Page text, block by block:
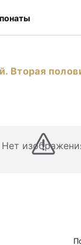
Вторая
Нет